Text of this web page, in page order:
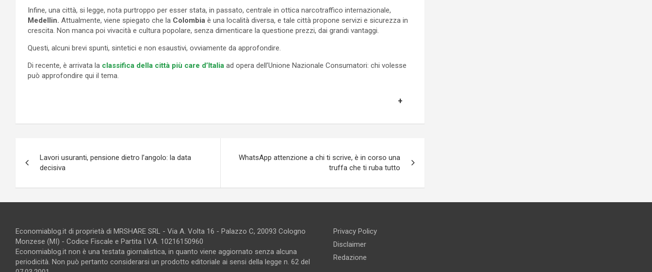
Infine, una città, si legge, nota purtroppo per esser stata, in passato, centrale in ottica narcotraffico internazionale,
Medellin. Attualmente, viene spiegato che la Colombia è una località diversa, e tale città propone servizi e sicurezza in
crescita. Non manca poi vivacità e cultura popolare, senza dimenticare la questione prezzi, dai grandi vantaggi.
Questi, alcuni brevi spunti, sintetici e non esaustivi, ovviamente da approfondire.
Di recente, è arrivata la classifica della città più care d’Italia ad opera dell’Unione Nazionale Consumatori: chi volesse
può approfondire qui il tema.
articoli
Lavori usuranti, pensione dietro l’angolo: la data
decisiva
WhatsApp attenzione a chi ti scrive, è in corso una
truffa che ti ruba tutto
Economiablog.it di proprietà di MRSHARE SRL - Via A. Volta 16 - Palazzo C, 20093 Cologno
Monzese (MI) - Codice Fiscale e Partita I.V.A. 10216150960
Economiablog.it non è una testata giornalistica, in quanto viene aggiornato senza alcuna
periodicità. Non può pertanto considerarsi un prodotto editoriale ai sensi della legge n. 62 del
Privacy Policy
Disclaimer
Redazione